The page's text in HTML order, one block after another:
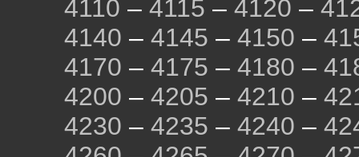
4110 – 4115 – 4120 –
4140 – 4145 – 4150 –
4170 – 4175 – 4180 –
4200 – 4205 – 4210 –
4230 – 4235 – 4240 –